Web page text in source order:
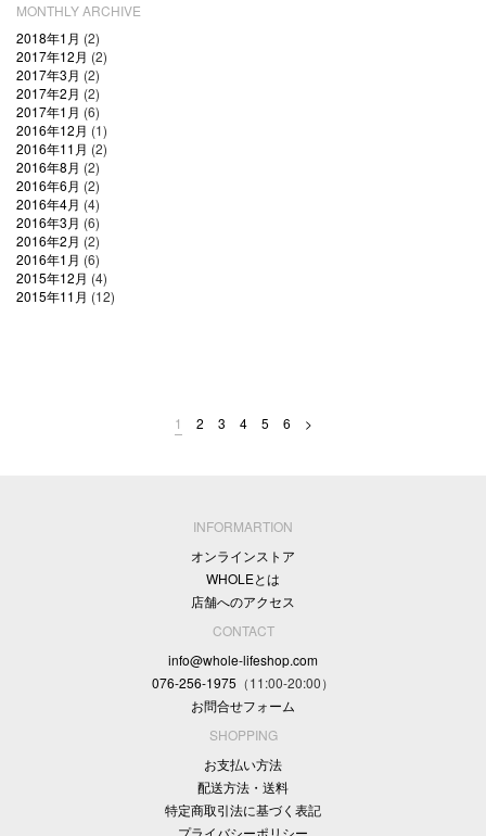
MONTHLY ARCHIVE
2018年1月 (2)
2017年12月 (2)
2017年3月 (2)
2017年2月 (2)
2017年1月 (6)
2016年12月 (1)
2016年11月 (2)
2016年8月 (2)
2016年6月 (2)
2016年4月 (4)
2016年3月 (6)
2016年2月 (2)
2016年1月 (6)
2015年12月 (4)
2015年11月 (12)
1 2 3 4 5 6 >
INFORMARTION
オンラインストア
WHOLEとは
店舗へのアクセス
CONTACT
info@whole-lifeshop.com
076-256-1975 （11:00-20:00）
お問合せフォーム
SHOPPING
お支払い方法
配送方法・送料
特定商取引法に基づく表記